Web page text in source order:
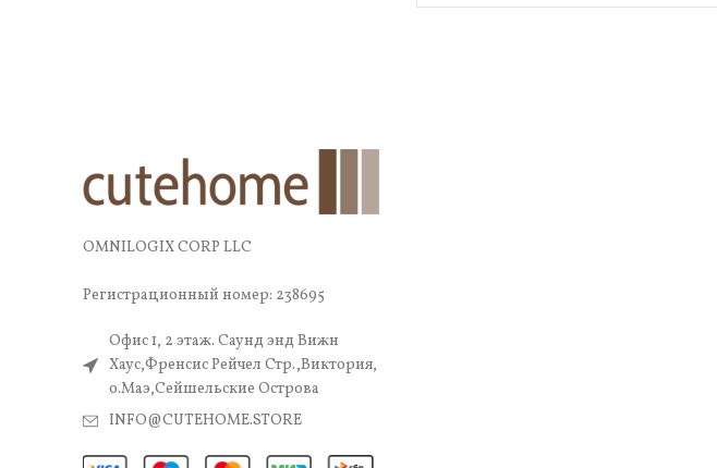
OMNILOGIX CORP LLC
Регистрационный номер: 238695
Офис 1, 2 этаж. Саунд энд Вижн
Хаус,Френсис Рейчел Стр.,Виктория,
о.Маэ,Сейшельские Острова
INFO@CUTEHOME.STORE